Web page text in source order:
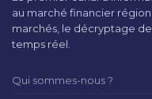
au marché financier
marchés, le décryptage
temps réel.
Qui sommes-nous ?